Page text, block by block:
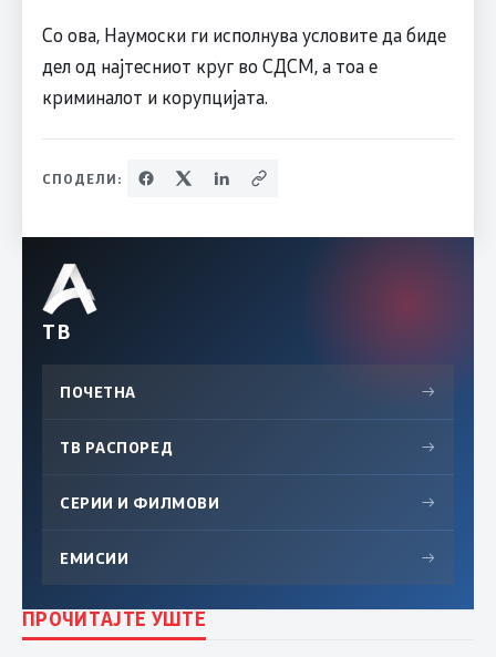
Со ова, Наумоски ги исполнува условите да биде
дел од најтесниот круг во СДСM, а тоа е
криминалот и корупцијата.
СПОДЕЛИ:
ТВ
ПОЧЕТНА →
ТВ РАСПОРЕД →
СЕРИИ И ФИЛМОВИ →
ЕМИСИИ →
ПРОЧИТАЈТЕ УШТЕ